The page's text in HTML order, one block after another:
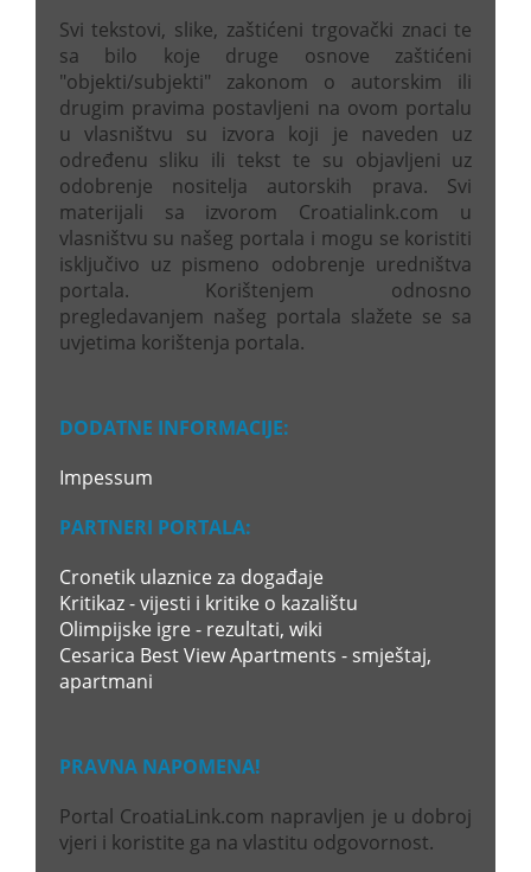
Svi tekstovi, slike, zaštićeni trgovački znaci te
sa bilo koje druge osnove zaštićeni
"objekti/subjekti" zakonom o autorskim ili
drugim pravima postavljeni na ovom portalu
u vlasništvu su izvora koji je naveden uz
određenu sliku ili tekst te su objavljeni uz
odobrenje nositelja autorskih prava. Svi
materijali sa izvorom Croatialink.com u
vlasništvu su našeg portala i mogu se koristiti
isključivo uz pismeno odobrenje uredništva
portala. Korištenjem odnosno
pregledavanjem našeg portala slažete se sa
uvjetima korištenja portala.
DODATNE INFORMACIJE:
Impessum
PARTNERI PORTALA:
Cronetik ulaznice za događaje
Kritikaz - vijesti i kritike o kazalištu
Olimpijske igre - rezultati, wiki
Cesarica Best View Apartments - smještaj,
apartmani
PRAVNA NAPOMENA!
Portal CroatiaLink.com napravljen je u dobroj
vjeri i koristite ga na vlastitu odgovornost.